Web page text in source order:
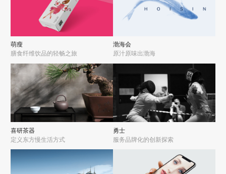
萌瘦
膳食纤维饮品的轻畅之旅
渤海会
原汁原味出渤海
喜研茶器
定义东方慢生活方式
勇士
服务品牌化的创新探索